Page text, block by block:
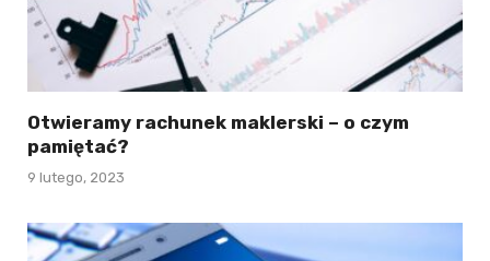
Otwieramy rachunek maklerski – o czym
pamiętać?
9 lutego, 2023